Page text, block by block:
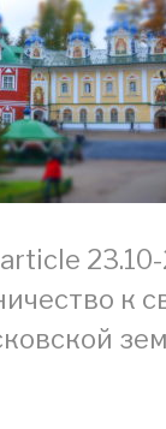
к